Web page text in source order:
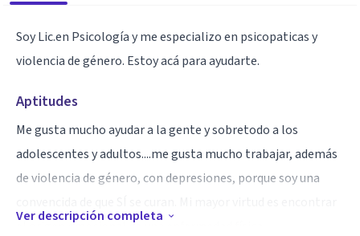
Soy Lic.en Psicología y me especializo en psicopaticas y
violencia de género. Estoy acá para ayudarte.
Aptitudes
Me gusta mucho ayudar a la gente y sobretodo a los
adolescentes y adultos....me gusta mucho trabajar, además
de violencia de género, con depresiones, porque soy una
el origen emocional de una enfermedad física.
Ver descripción completa